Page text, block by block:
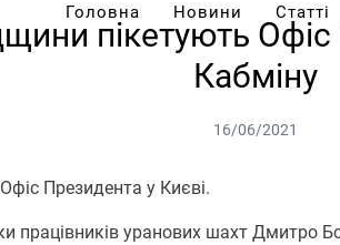
Головна Новини Статті
пікетують
Кабміну
16/06/2021
Президента у Києві.
працівників уранових шахт